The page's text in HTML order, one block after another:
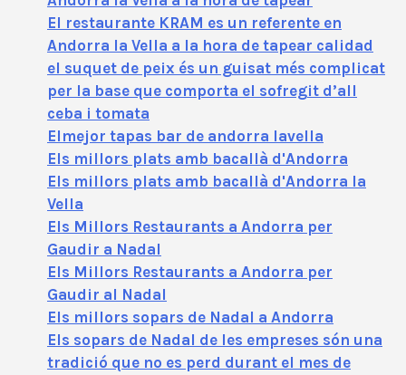
El restaurante KRAM es un referente en
Andorra la Vella a la hora de tapear calidad
el suquet de peix és un guisat més complicat
per la base que comporta el sofregit d’all
ceba i tomata
Elmejor tapas bar de andorra lavella
Els millors plats amb bacallà d'Andorra
Els millors plats amb bacallà d'Andorra la
Vella
Els Millors Restaurants a Andorra per
Gaudir a Nadal
Els Millors Restaurants a Andorra per
Gaudir al Nadal
Els millors sopars de Nadal a Andorra
Els sopars de Nadal de les empreses són una
tradició que no es perd durant el mes de